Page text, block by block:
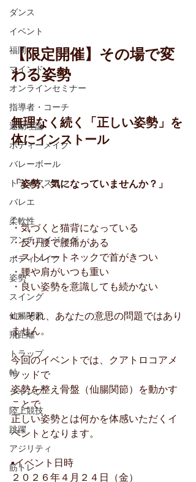
ダンス
イベント
福岡
マインド
オンラインセミナー
指導者・コーチ
運動理論
ボディーメイク
バレーボール
トライアスロン
バレエ
柔軟性
アンチエイジング
ボディメイク
姿勢
スイング
仙腸関節
飛距離
トラップ
軸
ジャンプ
陸上競技
跳躍
アジリティ
筋トレ
【限定開催】その場で変
わる姿勢
無理なく続く「正しい姿勢」を
体にインストール
「姿勢、気になっていませんか？」
・気づくと猫背になっている
・反り腰で腰痛がある
・ストレートネックで首がきつい
・腰や肩がいつも重い
・良い姿勢を意識しても続かない
👉 それ、あなたの意思の問題ではあり
ません。
今回のイベントでは、クアトロコアメ
ソッドで
姿勢を整え骨盤（仙腸関節）を動かす
ことで
正しい姿勢とは何かを体感いただくイ
ベントとなります。
▪️イベント日時
２０２６年４月２４日（金）